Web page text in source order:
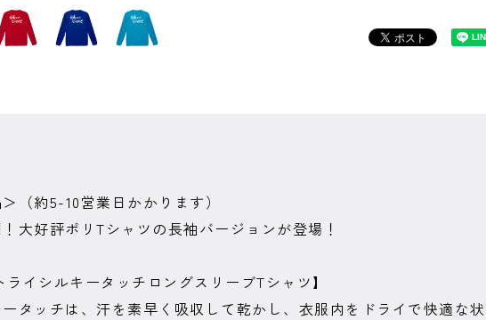
（約5-10営業日かかります）
大好評ポリTシャツの長袖バージョンが登場！
ライシルキータッチロングスリーブTシャツ】
ータッチは、汗を素早く吸収して乾かし、衣服内をドライで快適な状